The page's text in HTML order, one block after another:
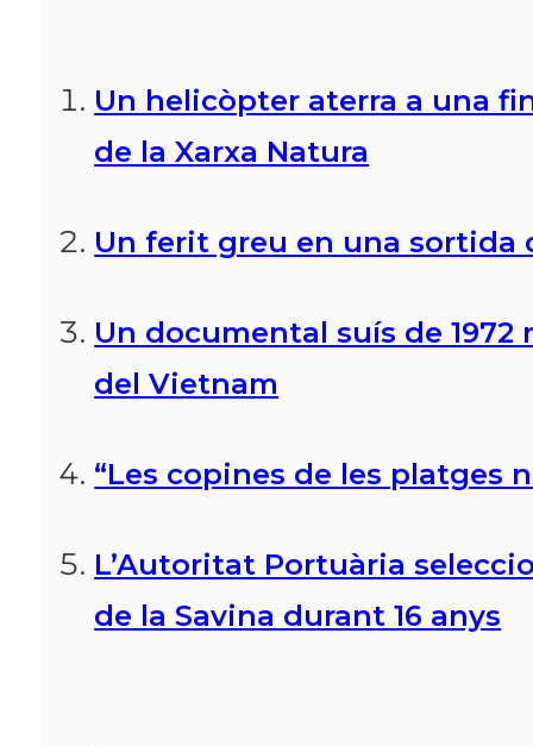
Un helicòpter aterra a una
de la Xarxa Natura
Un ferit greu en una sortida
Un documental suís de
del Vietnam
“Les copines de les platges
L’Autoritat Portuària
de la Savina durant 16 anys